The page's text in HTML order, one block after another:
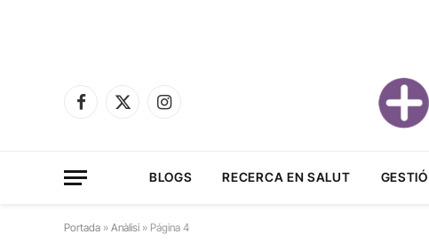
Facebook
X
Instagram
BLOGS RECERCA EN SALUT GESTIÓ
Portada » Anàlisi » Página 4